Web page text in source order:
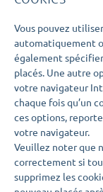
Vous pouvez
automatiquement
également
placés. Une autre
votre navigateur
chaque fois qu’un
ces options,
votre navigateur.
Veuillez noter que
correctement si
supprimez les